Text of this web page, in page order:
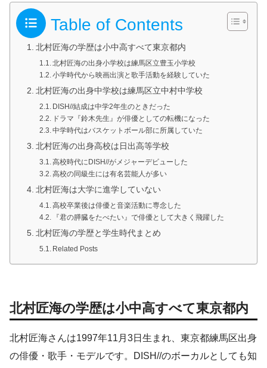
Table of Contents
北村匠海の学歴は小中高すべて東京都内
北村匠海の出身小学校は練馬区立豊玉小学校
小学時代から映画出演と歌手活動を経験していた
北村匠海の出身中学校は練馬区立中村中学校
DISH//結成は中学2年生のときだった
ドラマ『鈴木先生』が俳優としての転機になった
中学時代はバスケットボール部に所属していた
北村匠海の出身高校は日出高等学校
高校時代にDISH//がメジャーデビューした
高校の同級生には有名芸能人が多い
北村匠海は大学に進学していない
高校卒業後は俳優と音楽活動に専念した
『君の膵臓をたべたい』で俳優として大きく飛躍した
北村匠海の学歴と学生時代まとめ
Related Posts
北村匠海の学歴は小中高すべて東京都内
北村匠海さんは1997年11月3日生まれ、東京都練馬区出身
の俳優・歌手・モデルです。DISH//のボーカルとしても知